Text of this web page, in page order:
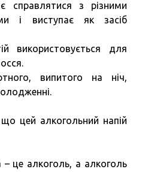
справлятися з різними
і виступає як засіб
використовується для
випитого на ніч,
цей алкогольний напій
– це алкоголь, а алкоголь